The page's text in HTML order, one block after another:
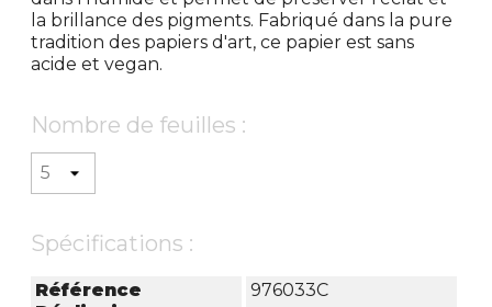
la brillance des pigments. Fabriqué dans la pure
tradition des papiers d'art, ce papier est sans
acide et vegan.
Nombre de feuilles :
Spécifications :
Référence
976033C